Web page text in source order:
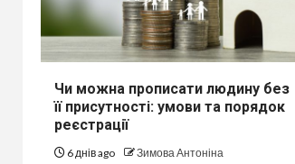
Чи можна прописати людину без
її присутності: умови та порядок
реєстрації
6 днів ago Зимова Антоніна